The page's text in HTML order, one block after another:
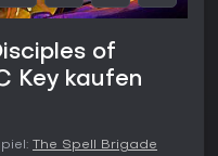
of
Key kaufen
The Spell Brigade